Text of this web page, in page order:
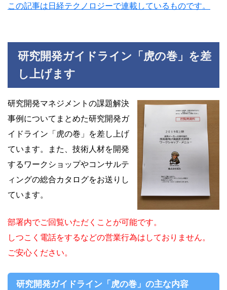
この記事は日経テクノロジーで連載しているものです。
研究開発ガイドライン「虎の巻」を差
し上げます
研究開発マネジメントの課題解決
事例についてまとめた研究開発ガ
イドライン「虎の巻」を差し上げ
ています。また、技術人材を開発
するワークショップやコンサルテ
ィングの総合カタログをお送りし
ています。
部署内でご回覧いただくことが可能です。
しつこく電話をするなどの営業行為はしておりません。
ご安心ください。
研究開発ガイドライン「虎の巻」の主な内容